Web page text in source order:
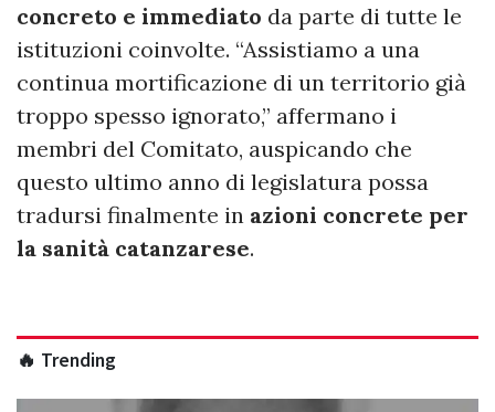
concreto e immediato da parte di tutte le
istituzioni coinvolte. “Assistiamo a una
continua mortificazione di un territorio già
troppo spesso ignorato,” affermano i
membri del Comitato, auspicando che
questo ultimo anno di legislatura possa
tradursi finalmente in azioni concrete per
la sanità catanzarese.
🔥 Trending